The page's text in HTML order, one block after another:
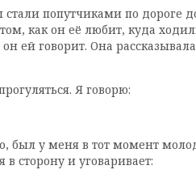
стали попутчиками по дороге
как он её любит, куда
ей говорит. Она
Я говорю:
был у меня в тот момент
сторону и уговаривает: